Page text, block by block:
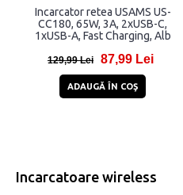
Incarcator retea USAMS US-
CC180, 65W, 3A, 2xUSB-C,
1xUSB-A, Fast Charging, Alb
129,99 Lei 87,99 Lei
ADAUGĂ ÎN COŞ
Incarcatoare wireless